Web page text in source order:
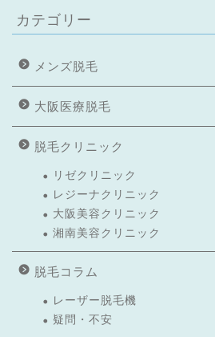
カテゴリー
メンズ脱毛
大阪医療脱毛
脱毛クリニック
リゼクリニック
レジーナクリニック
大阪美容クリニック
湘南美容クリニック
脱毛コラム
レーザー脱毛機
疑問・不安